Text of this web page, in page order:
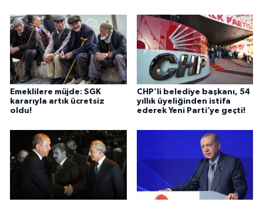
Emeklilere müjde: SGK
kararıyla artık ücretsiz
oldu!
CHP’li belediye başkanı, 54
yıllık üyeliğinden istifa
ederek Yeni Parti’ye geçti!